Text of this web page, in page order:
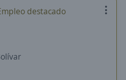
destacado